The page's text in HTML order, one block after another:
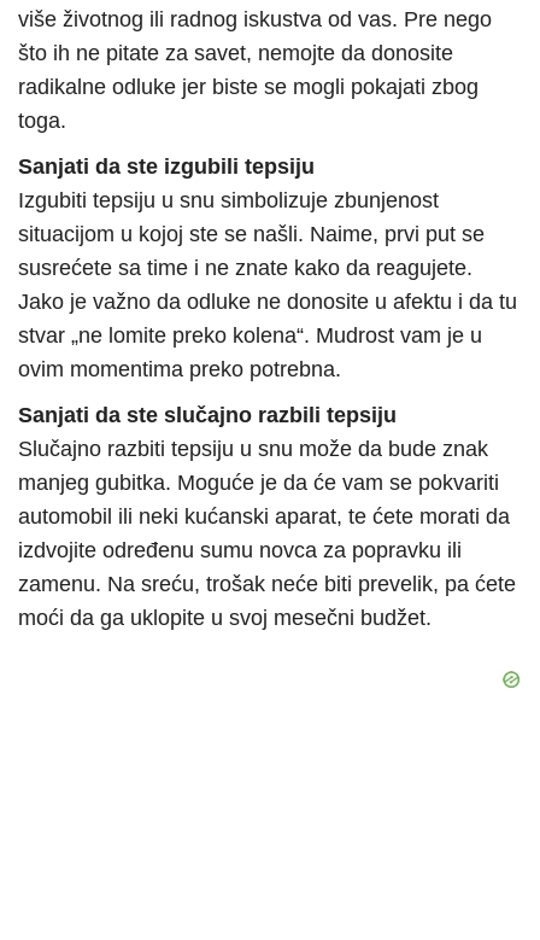
više životnog ili radnog iskustva od vas. Pre nego
što ih ne pitate za savet, nemojte da donosite
radikalne odluke jer biste se mogli pokajati zbog
toga.
Sanjati da ste izgubili tepsiju
Izgubiti tepsiju u snu simbolizuje zbunjenost
situacijom u kojoj ste se našli. Naime, prvi put se
susrećete sa time i ne znate kako da reagujete.
Jako je važno da odluke ne donosite u afektu i da tu
stvar „ne lomite preko kolena“. Mudrost vam je u
ovim momentima preko potrebna.
Sanjati da ste slučajno razbili tepsiju
Slučajno razbiti tepsiju u snu može da bude znak
manjeg gubitka. Moguće je da će vam se pokvariti
automobil ili neki kućanski aparat, te ćete morati da
izdvojite određenu sumu novca za popravku ili
zamenu. Na sreću, trošak neće biti prevelik, pa ćete
moći da ga uklopite u svoj mesečni budžet.